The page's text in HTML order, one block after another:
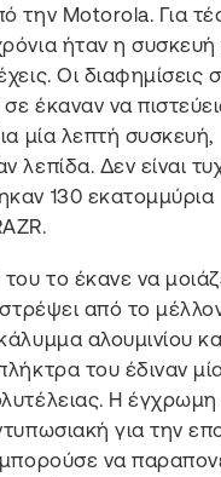
την Motorola. Για
ήταν η
Οι διαφημίσεις
έκαναν να
μία λεπτή συσκευή,
λεπίδα. Δεν είναι
130 εκατομμύρια
το έκανε να
από το
αλουμινίου
του έδιναν
Η
για την
να